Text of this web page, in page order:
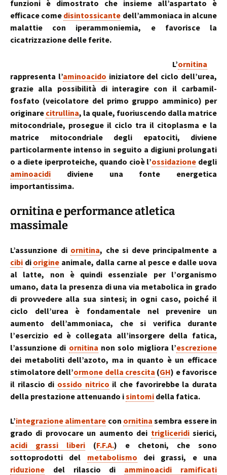
funzioni è dimostrato che insieme all’aspartato è
efficace come disintossicante dell’ammoniaca in alcune
malattie con iperammoniemia, e favorisce la
cicatrizzazione delle ferite.
L’ornitina
rappresenta l’aminoacido iniziatore del ciclo dell’urea,
grazie alla possibilità di interagire con il carbamil-
fosfato (veicolatore del primo gruppo amminico) per
originare citrullina, la quale, fuoriuscendo dalla matrice
mitocondriale, prosegue il ciclo tra il citoplasma e la
matrice mitocondriale degli epatociti, diviene
particolarmente intenso in seguito a digiuni prolungati
o a diete iperproteiche, quando cioè l’ossidazione degli
aminoacidi diviene una fonte energetica
importantissima.
ornitina e performance atletica
massimale
L’assunzione di ornitina, che si deve principalmente a
cibi di origine animale, dalla carne al pesce e dalle uova
al latte, non è quindi essenziale per l’organismo
umano, data la presenza di una via metabolica in grado
di provvedere alla sua sintesi; in ogni caso, poiché il
ciclo dell’urea è fondamentale nel prevenire un
aumento dell’ammoniaca, che si verifica durante
l’esercizio ed è collegata all’insorgere della fatica,
l’assunzione di ornitina non solo migliora l’escrezione
dei metaboliti dell’azoto, ma in quanto è un efficace
stimolatore dell’ormone della crescita (GH) e favorisce
il rilascio di ossido nitrico il che favorirebbe la durata
della prestazione attenuando isintomi della fatica.
L’integrazione alimentare con ornitina sembra essere in
grado di provocare un aumento dei trigliceridisierici,
acidi grassi liberi (F.F.A.) e chetoni, che sono
sottoprodotti del metabolismo dei grassi, e una
riduzione del rilascio di amminoacidi ramificati